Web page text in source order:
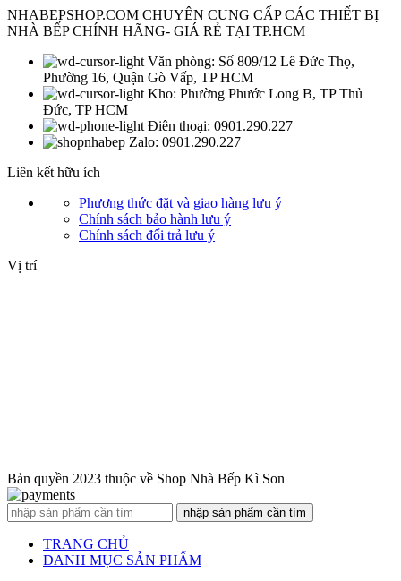
NHABEPSHOP.COM CHUYÊN CUNG CẤP CÁC THIẾT BỊ
NHÀ BẾP CHÍNH HÃNG- GIÁ RẺ TẠI TP.HCM
Văn phòng: Số 809/12 Lê Đức Thọ,
Phường 16, Quận Gò Vấp, TP HCM
Kho: Phường Phước Long B, TP Thủ
Đức, TP HCM
Điên thoại: 0901.290.227
Zalo: 0901.290.227
Liên kết hữu ích
Phương thức đặt và giao hàng lưu ý
Chính sách bảo hành lưu ý
Chính sách đổi trả lưu ý
Vị trí
Bản quyền 2023 thuộc về Shop Nhà Bếp Kì Son
nhập sản phẩm cần tìm
TRANG CHỦ
DANH MỤC SẢN PHẨM